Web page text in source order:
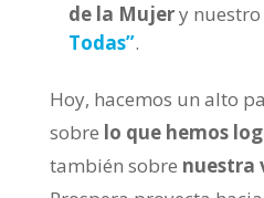
de la Mujery nuestro
Todas”.
Hoy, hacemos un alto
sobre lo que hemos
también sobre nuestra